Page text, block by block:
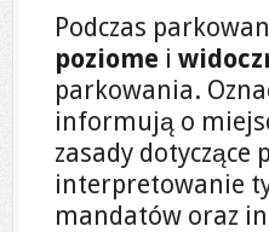
Podczas
poziome i
parkowania.
informują o
zasady dotyczące
interpretowanie
mandatów oraz